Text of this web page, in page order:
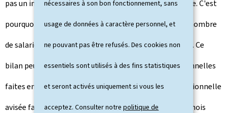
nécessaires à son bon fonctionnement, sans
usage de données à caractère personnel, et
ne pouvant pas être refusés. Des cookies non
essentiels sont utilisés à des fins statistiques
et seront activés uniquement si vous les
acceptez. Consulter notrepolitique de
pas un indicateur concret de la situation conjoncturelle. C'est
pourquoi le Comité de conjoncture renseigne aussi le nombre
de salariés ayant effectivement bénéficié de la mesure. Ce
bilan peut se faire 3 mois après les demandes prévisionnelles
faites en amont. En effet, une fois une demande prévisionnelle
avisée favorablement, les entreprises disposent de 2 mois